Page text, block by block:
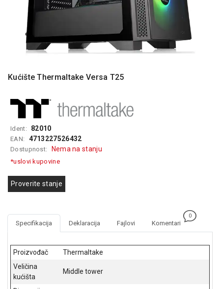
APARATI
RAČUNARSKE
KOMPONENTE
RAČUNARSKE
GAMING
EELEKTRO
ZAŠTITA
SOLARNI
SISTEMI
OPREMA
SKENERI I
FOTOAPARATI
Kućište Thermaltake Versa T25
Ident: 82010
EAN: 4713227526432
Dostupnost: Nema na stanju
*uslovi kupovine
Proverite stanje
Specifikacija Deklaracija Fajlovi Komentari
0
Proizvođač
Thermaltake
Veličina
kućišta
Middle tower